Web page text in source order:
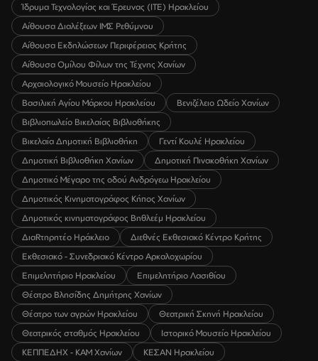
Ίδρυμα Τεχνολογίας και Έρευνας (ΙΤΕ) Ηρακλείου
Αίθουσα Διαλέξεων ΙΜΣ Ρεθύμνου
Αίθουσα Εκδηλώσεων Περιφέρειας Κρήτης
Αίθουσα Ομίλου Φίλων της Τέχνης Χανίων
Αρχαιολογικό Μουσείο Ηρακλείου
Βασιλική Αγίου Μάρκου Ηρακλείου
Βενιζέλειο Ωδείο Χανίων
Βιβλιοπωλείο Βικελαίας Βιβλιοθήκης
Βικελαία Δημοτική Βιβλιοθήκη
Γεντί Κουλέ Ηρακλείου
Δημοτική Βιβλιοθήκη Χανίων
Δημοτική Πινακοθήκη Χανίων
Δημοτικό Μέγαρο της οδού Ανδρόγεω Ηρακλείου
Δημοτικός Κινηματογράφος Κήπος Χανίων
Δημοτικός κινηματογράφος Βηθλεέμ Ηρακλείου
ΔιαRτηρητέο Ηράκλειο
Διεθνές Εκθεσιακό Κέντρο Κρήτης
Εκθεσιακό - Συνεδριακό Κέντρο Αρκαλοχωρίου
Επιμελητήριο Ηρακλείου
Επιμελητήριο Λασιθίου
Θέατρο Βλησίδης Δημήτρης Χανίων
Θέατρο των αγρών Ηρακλείου
Θεατρική Σκηνή Ηρακλείου
Θεατρικός σταθμός Ηρακλείου
Ιστορικό Μουσείο Ηρακλείου
ΚΕΠΠΕΔΗΧ - ΚΑΜ Χανίων
ΚΕΣΑΝ Ηρακλείου